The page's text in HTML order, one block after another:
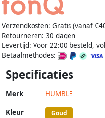
Verzendkosten: Gratis (vanaf
Retourneren: 30 dagen
Levertijd: Voor 22:00 besteld,
Betaalmethodes:
Specificaties
Merk HUMBLE
Kleur Goud